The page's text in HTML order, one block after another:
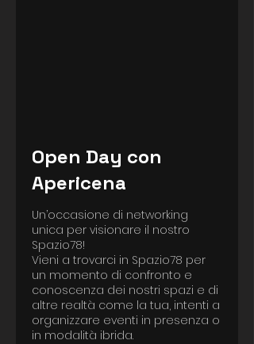
Open Day con
Apericena
Un’occasione di networking
unica per visionare il nostro
Spazio78!
Vieni a trovarci in Spazio78 per
un momento di confronto e
conoscenza dei nostri spazi e di
altre realtà come la tua, intenti a
organizzare eventi in presenza o
in modalità ibrida.